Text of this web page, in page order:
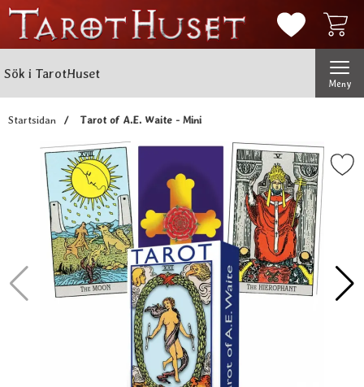
Mina
Meny
Startsidan Tarot of A.E. Waite - Mini
Markera tarot of A.E.